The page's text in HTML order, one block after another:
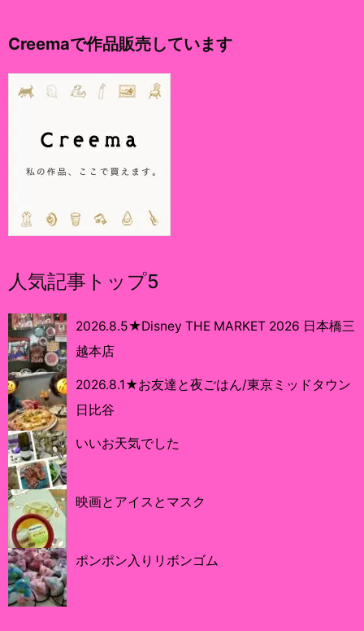
Creemaで作品販売しています
人気記事トップ5
2026.8.5★Disney THE MARKET 2026 日本橋三
越本店
2026.8.1★お友達と夜ごはん/東京ミッドタウン
日比谷
いいお天気でした
映画とアイスとマスク
ポンポン入りリボンゴム